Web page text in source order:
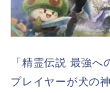
「精霊伝説 最強へ
プレイヤーが犬の